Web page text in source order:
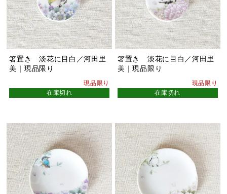
箸置き 淡花に目白／河田里
美｜現品限り
現品限り
在庫切れ
箸置き 淡花に目白／河田里
美｜現品限り
現品限り
在庫切れ